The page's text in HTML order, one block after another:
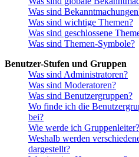
Was sind
Was sind wichtige Themen?
Was sind geschlossene
Was sind Themen-Symbole?
Benutzer-Stufen und Gruppen
Was sind Administratoren?
Was sind Moderatoren?
Was sind Benutzergruppen?
Wo finde ich die
bei?
Wie werde ich Gruppenleiter?
Weshalb werden
dargestellt?